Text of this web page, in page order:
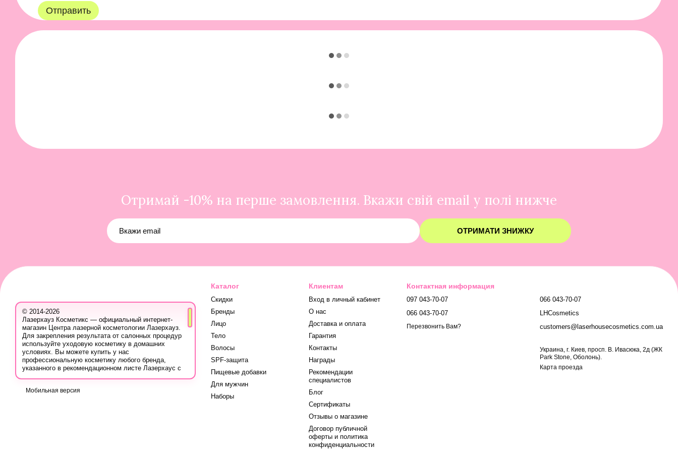
Отправить
Отримай -10% на перше замовлення. Вкажи свій email у полі нижче
ОТРИМАТИ ЗНИЖКУ
© 2014-2026
Лазерхауз Косметикс — официальный интернет-
магазин Центра лазерной косметологии Лазерхауз.
Для закрепления результата от салонных процедур
используйте уходовую косметику в домашних
условиях. Вы можете купить у нас
профессиональную косметику любого бренда,
указанного в рекомендационном листе Лазерхаус с
Лазер Хауз к косметологу, дерматологу, трихологу
Мобильная версия
Каталог
Скидки
Бренды
Лицо
Тело
Волосы
SPF-защита
Пищевые добавки
Для мужчин
Наборы
Клиентам
Вход в личный кабинет
О нас
Доставка и оплата
Гарантия
Контакты
Награды
Рекомендации
специалистов
Блог
Сертификаты
Отзывы о магазине
Договор публичной
оферты и политика
конфиденциальности
Контактная информация
097 043-70-07
066 043-70-07
Перезвонить Вам?
066 043-70-07
LHCosmetics
customers@laserhousecosmetics.com.ua
Украина, г. Киев, просп. В. Ивасюка, 2д (ЖК
Park Stone, Оболонь).
Карта проезда